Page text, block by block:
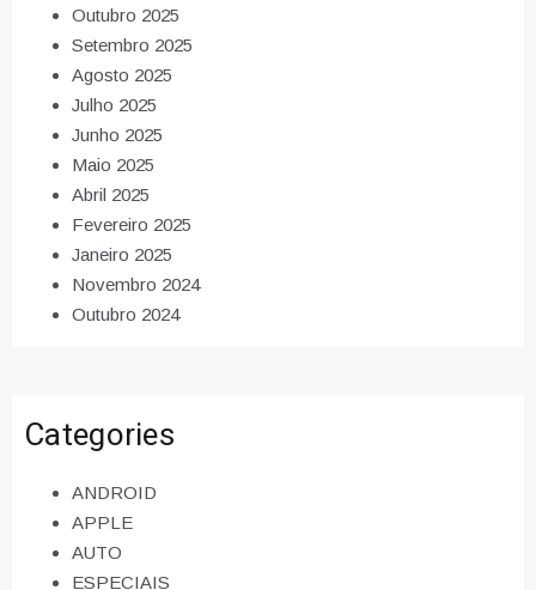
Outubro 2025
Setembro 2025
Agosto 2025
Julho 2025
Junho 2025
Maio 2025
Abril 2025
Fevereiro 2025
Janeiro 2025
Novembro 2024
Outubro 2024
Categories
ANDROID
APPLE
AUTO
ESPECIAIS